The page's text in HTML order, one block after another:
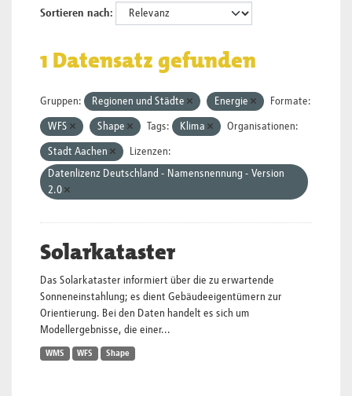
Sortieren nach
1 Datensatz gefunden
Gruppen: Regionen und Städte Energie Formate:
WFS Shape Tags: Klima Organisationen:
Stadt Aachen
Lizenzen:
Datenlizenz Deutschland - Namensnennung - Version
2.0
Solarkataster
Das Solarkataster informiert über die zu erwartende
Sonneneinstahlung; es dient Gebäudeeigentümern zur
Orientierung. Bei den Daten handelt es sich um
Modellergebnisse, die einer...
WMS WFS Shape